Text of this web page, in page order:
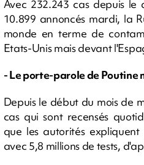
Avec 232.243 cas depuis
10.899 annoncés mardi, la
monde en terme de
Etats-Unis mais devant
- Le porte-parole de Poutine
Depuis le début du mois de
cas qui sont recensés
que les autorités
avec 5,8 millions de tests,